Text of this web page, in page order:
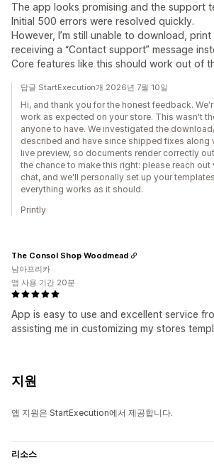
The app looks promising and the support
Initial 500 errors were resolved quickly.
However, I’m still unable to download,
receiving a “Contact support” message
Core features like this should work out of
답글 StartExecution개 2026년 7월 10일
Hi, and thank you for the honest feedback.
work as expected on your store. This wasn't
anyone to have. We investigated the
described and have since shipped fixes along
live preview, so documents render correctly
the chance to make this right: please reach
chat, and we'll personally set up your
everything works as it should.
Printly
App is easy to use and excellent service
assisting me in customizing my stores
The Consol Shop Woodmead
남아프리카
앱 사용 기간 20분
지원
앱 지원은 StartExecution에서 제공합니다.
리소스